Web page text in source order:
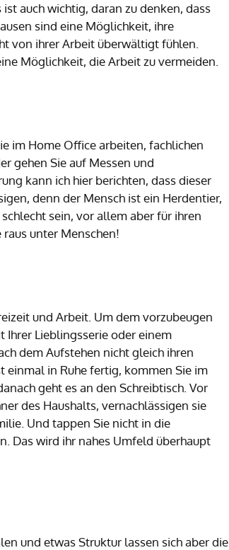
auch wichtig, daran zu denken, dass
sind eine Möglichkeit, ihre
von ihrer Arbeit überwältigt fühlen.
Möglichkeit, die Arbeit zu vermeiden.
im Home Office arbeiten, fachlichen
gehen Sie auf Messen und
kann ich hier berichten, dass dieser
denn der Mensch ist ein Herdentier,
sein, vor allem aber für ihren
unter Menschen!
und Arbeit. Um dem vorzubeugen
Ihrer Lieblingsserie oder einem
dem Aufstehen nicht gleich ihren
einmal in Ruhe fertig, kommen Sie im
geht es an den Schreibtisch. Vor
des Haushalts, vernachlässigen sie
Und tappen Sie nicht in die
Das wird ihr nahes Umfeld überhaupt
und etwas Struktur lassen sich aber die